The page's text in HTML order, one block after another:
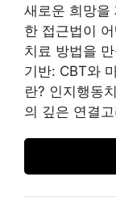
새로운 희망을
한 접근법이
치료 방법을
기반: CBT와
란? 인지행동
의 깊은 연결